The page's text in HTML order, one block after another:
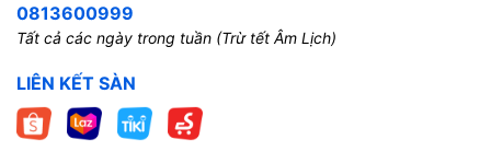
0813600999
Tất cả các ngày trong tuần (Trừ tết Âm Lịch)
LIÊN KẾT SÀN